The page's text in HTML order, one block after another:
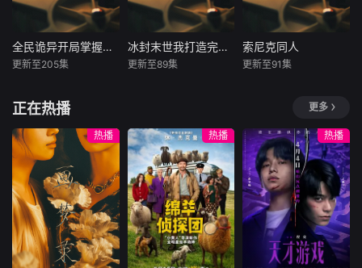
场跨时空救世奇
遇，爆笑治愈，暖
到心底。
全民诡异开局掌握零元购
诡异末世降临，男
主角陈木携万亿诡
币重生，开局直接
化身天使投资人，
当其他人为了几块
冥币大打出手时，
陈木早已开启了大
撒币模式买下各种
诡异场景。别人还
在规则中苦苦探索
生路，陈木却倒反
全民诡异开局掌握零元购
更新至205集
冰封末世我打造完美领地
被投入极寒末世，
主角曹星凭借永恒
之力天赋，从搭建
篝火开始，通过不
断的领地建设、资
源积累和军事扩
张，对抗敌对玩家
和各种怪物，并巧
妙周旋于光明教
冰封末世我打造完美领地
更新至89集
索尼克同人
自制索尼克和朋友
们的日常动漫、歌
舞表演
索尼克同人
更新至91集
正在热播 更多
热播 热播 热播